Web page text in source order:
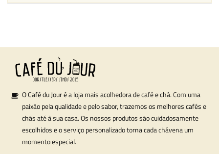
O Café du Jour é a loja mais acolhedora de café e chá. Com uma
paixão pela qualidade e pelo sabor, trazemos os melhores cafés e
chás até à sua casa. Os nossos produtos são cuidadosamente
escolhidos e o serviço personalizado torna cada chávena um
momento especial.